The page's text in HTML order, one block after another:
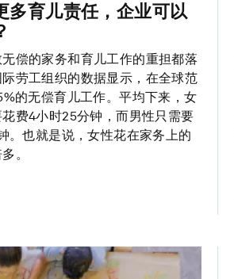
多育儿责任，企业可以
偿的家务和育儿工作的重担都落
劳工组织的数据显示，在全球范
的无偿育儿工作。平均下来，女
费4小时25分钟，而男性只需要
。也就是说，女性花在家务上的
。